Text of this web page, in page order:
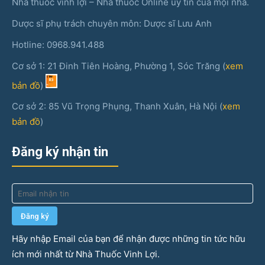
Dược sĩ phụ trách chuyên môn: Dược sĩ Lưu Anh
Hotline: 0968.941.488
Cơ sở 1: 21 Đinh Tiên Hoàng, Phường 1, Sóc Trăng (xem
bản đồ)
Cơ sở 2: 85 Vũ Trọng Phụng, Thanh Xuân, Hà Nội (xem
bản đồ)
Đăng ký nhận tin
Hãy nhập Email của bạn để nhận được những tin tức hữu
ích mới nhất từ Nhà Thuốc Vinh Lợi.